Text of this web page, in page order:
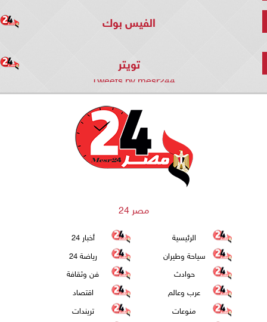
الفيس بوك
تويتر
Tweets by mesr244
مصر 24
الرئيسية
أخبار 24
سياحة وطيران
رياضة 24
حوادث
فن وثقافة
عرب وعالم
اقتصاد
منوعات
تريندات